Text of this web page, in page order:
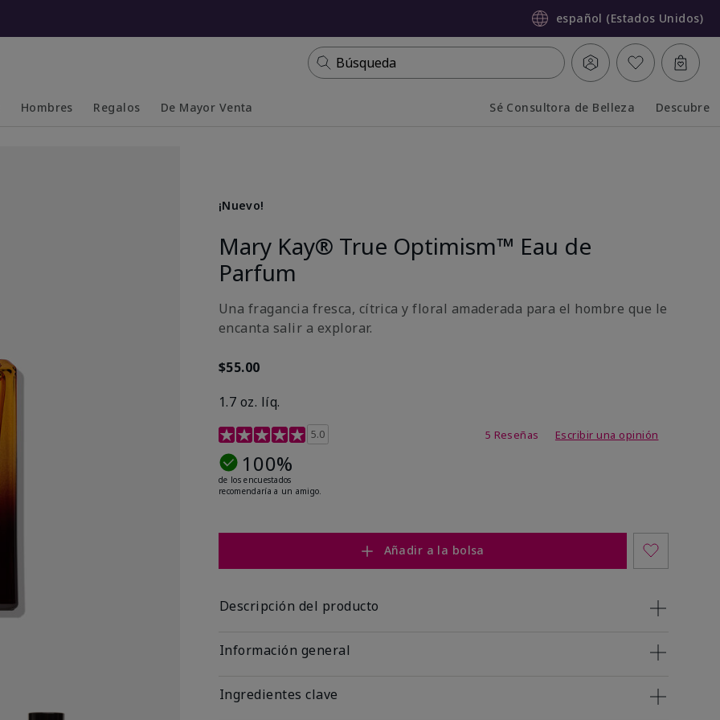
español (Estados Unidos)
Búsqueda
Hombres Regalos De Mayor Venta Sé Consultora de Belleza Descubre
¡Nuevo!
Mary Kay® True Optimism™ Eau de
Parfum
Una fragancia fresca, cítrica y floral amaderada para el hombre que le
encanta salir a explorar.
$55.00
1.7 oz. líq.
Calificación de clientes de 3,4 de 5
5.0 5 Reseñas Escribir una opinión
100%
de los encuestados
recomendaría a un amigo.
Añadir a la bolsa
Descripción del producto
Información general
Ingredientes clave